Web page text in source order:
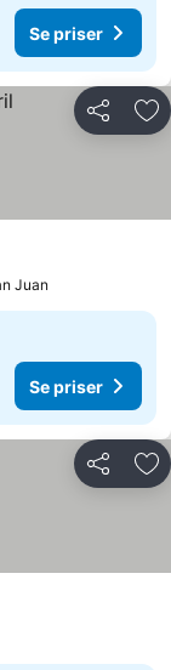
Se priser
Del
Juan
Se priser
Del